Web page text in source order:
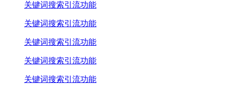
关键词搜索引流功能
关键词搜索引流功能
关键词搜索引流功能
关键词搜索引流功能
关键词搜索引流功能